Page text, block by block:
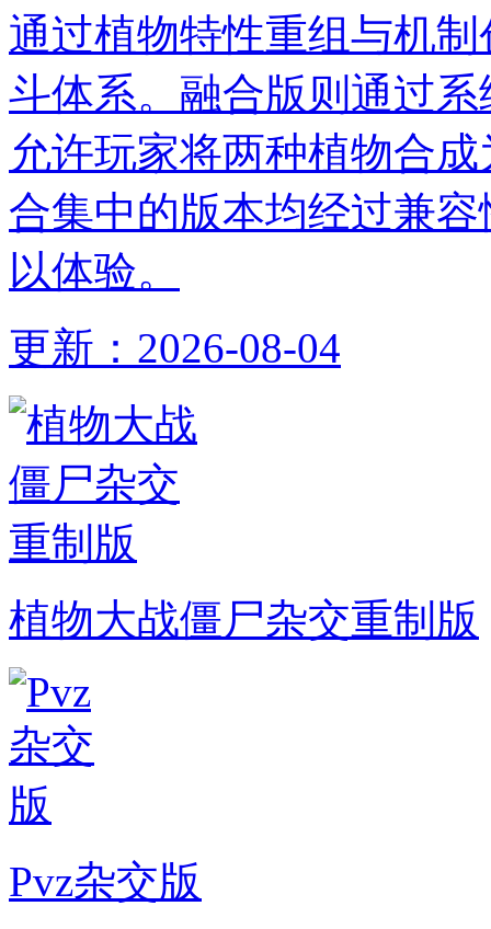
通过植物特性重组与机
斗体系。融合版则通过
允许玩家将两种植物合
合集中的版本均经过兼
以体验。
更新： 2026-08-04
植物大战僵尸杂交重制版
Pvz杂交版